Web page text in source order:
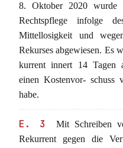
8. Oktober 2020 wurde
Rechtspflege infolge
Mittellosigkeit und
Rekurses abgewiesen. Es
kurrent innert 14 Tagen
einen Kostenvor- schuss
habe.
E. 3
Mit Schreiben
Rekurrent gegen die